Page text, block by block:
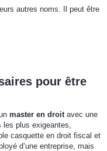
autres noms. Il peut être
pour être
master en droitavec une
plus exigeantes,
casquette en droit fiscal et
d’une entreprise, mais